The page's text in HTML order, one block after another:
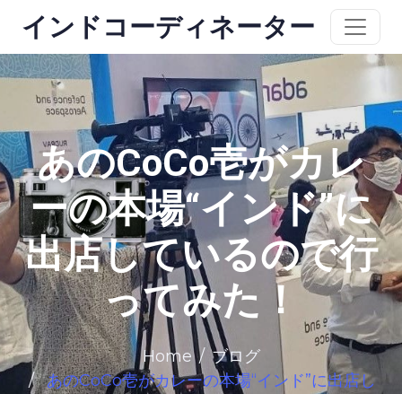
インドコーディネーター
あのCoCo壱がカレ
ーの本場“インド”に
出店しているので行
ってみた！
Home
ブログ
あのCoCo壱がカレーの本場“インド”に出店し